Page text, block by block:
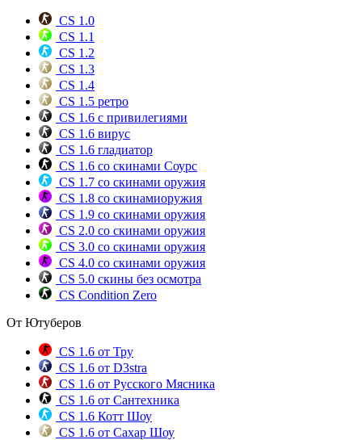
CS 1.0
CS 1.1
CS 1.2
CS 1.3
CS 1.4
CS 1.5 ретро
CS 1.6 с привилегиями
CS 1.6 вирус
CS 1.6 гладиатор
CS 1.6 со скинами Соурс
CS 1.7 со скинами оружия
CS 1.8 со скинамиоружия
CS 1.9 со скинами оружия
CS 2.0 со скинами оружия
CS 3.0 со скинами оружия
CS 4.0 со скинами оружия
CS 5.0 скины без осмотра
CS Condition Zero
От Ютуберов
CS 1.6 от Тру
CS 1.6 от D3stra
CS 1.6 от Русского Мясника
CS 1.6 от Сантехника
CS 1.6 Котт Шоу
CS 1.6 от Сахар Шоу